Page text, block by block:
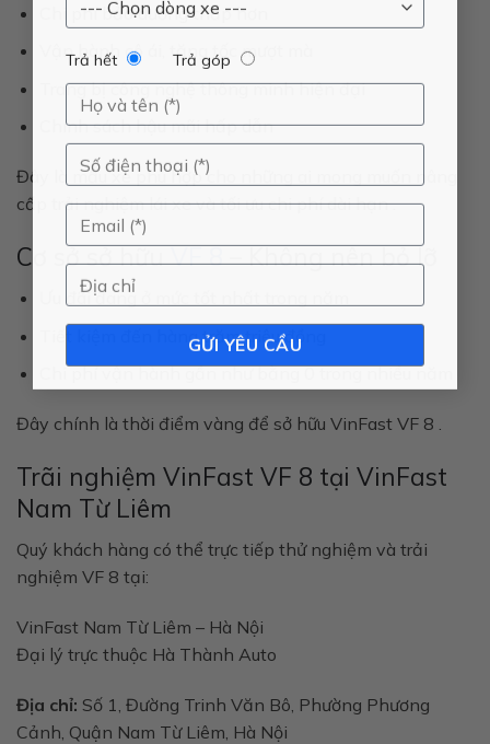
Trả hết Trả góp
Chi phí bảo dưỡng thấp hơn
Vận hành cô ái, tăng tốc mượt mà
Trang bị công nghệ thông minh hiện đại
Chính sách hậu mãi hấp dẫn
Đây là mẫu xe phù hợp cho những ai mong muốn
cấp trải nghiệm lái xe và tối ưu chi phí dài hạn.
Cơ sở sở hữuVF 8– Không nên bỏ lỡ
Ưu đãi đang ở mức tốt nhất trong năm
Tiết kiệm đến hàng trăm triệu đồng
Chi phí vận hành gần như bằng 0 trong nhiều năm
Đây chính là thời điểm vàng để sở hữu VinFast VF 8 .
Trãi nghiệm VinFast VF 8 tại VinFast
Nam Từ Liêm
Quý khách hàng có thể trực tiếp thử nghiệm và trải
nghiệm VF 8 tại:
VinFast Nam Từ Liêm – Hà Nội
Đại lý trực thuộc Hà Thành Auto
Địa chỉ: Số 1, Đường Trinh Văn Bô, Phường Phương
Cảnh, Quận Nam Từ Liêm, Hà Nội